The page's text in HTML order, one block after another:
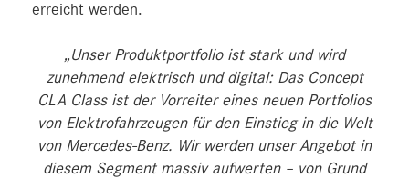
erreicht werden.
„Unser Produktportfolio ist stark und wird
zunehmend elektrisch und digital: Das Concept
CLA Class ist der Vorreiter eines neuen Portfolios
von Elektrofahrzeugen für den Einstieg in die Welt
von Mercedes‑Benz. Wir werden unser Angebot in
diesem Segment massiv aufwerten – von Grund